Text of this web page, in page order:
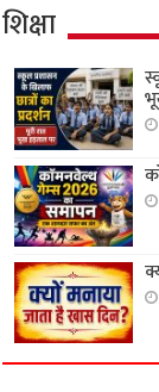
शिक्षा